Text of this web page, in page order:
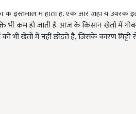
के इस्तेमाल में होता है. एक ओर जहां ये उर्वरक
भी कम हो जाती है. आज के किसान खेतों में
भी खेतों में नहीं छोड़ते है, जिसके कारण